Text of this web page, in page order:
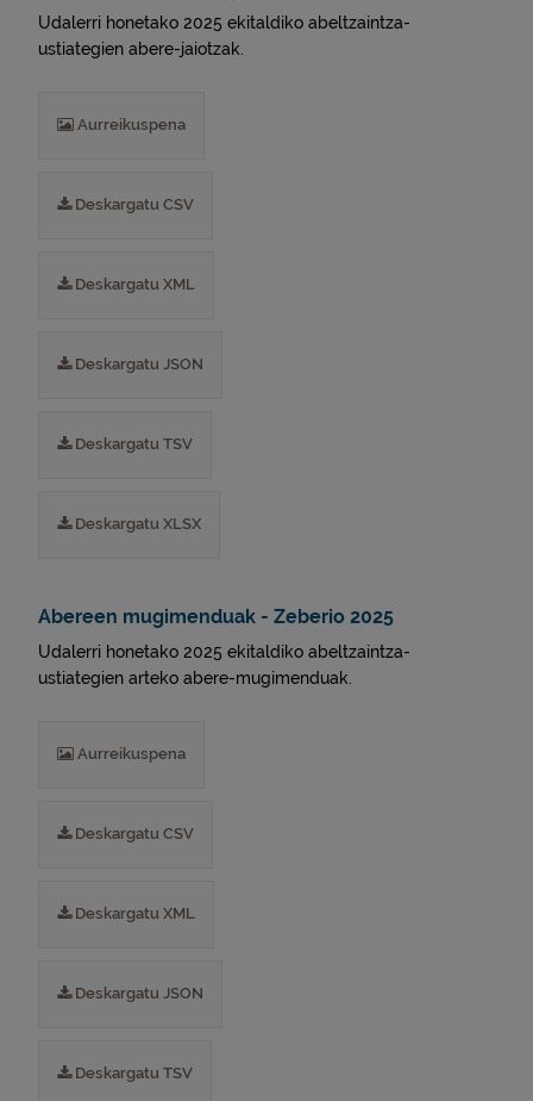
Udalerri honetako 2025 ekitaldiko abeltzaintza-
ustiategien abere-jaiotzak.
Aurreikuspena
Deskargatu CSV
Deskargatu XML
Deskargatu JSON
Deskargatu TSV
Deskargatu XLSX
Abereen mugimenduak - Zeberio 2025
Udalerri honetako 2025 ekitaldiko abeltzaintza-
ustiategien arteko abere-mugimenduak.
Aurreikuspena
Deskargatu CSV
Deskargatu XML
Deskargatu JSON
Deskargatu TSV